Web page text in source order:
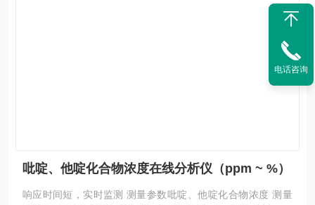
吡啶、他啶化合物浓度在线分析仪（ppm ~ %）
响应时间短，实时监测 测量参数吡啶、他啶化合物浓度 测量
电话咨询